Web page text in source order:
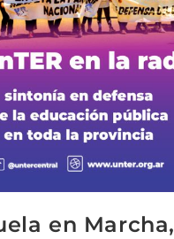
en Marcha,